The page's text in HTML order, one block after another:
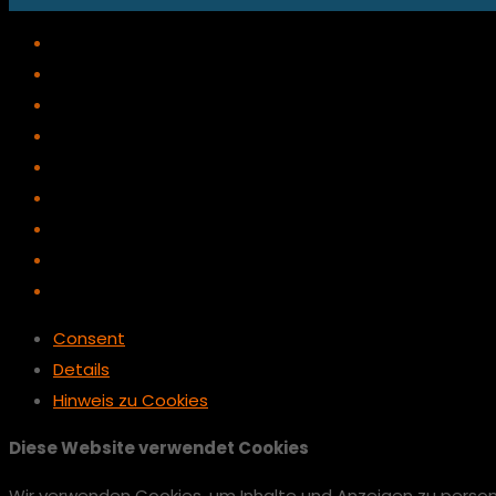
Consent
Details
Hinweis zu Cookies
Diese Website verwendet Cookies